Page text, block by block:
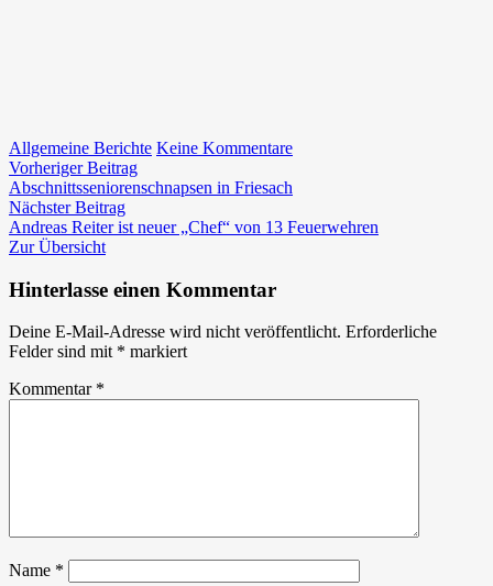
Allgemeine Berichte Keine Kommentarezu
Beitragsnavigation
Vorheriger BeitragVorheriger
Beitrag:
Abschnittsseniorenschnapsen in Friesach
Nächster BeitragNächster
Beitrag:
Andreas Reiter ist neuer „Chef“ von 13 Feuerwehren
Zur Übersicht
Hinterlasse einen Kommentar
Deine E-Mail-Adresse wird nicht veröffentlicht. Erforderliche
Felder sind mit * markiert
Kommentar *
Name *